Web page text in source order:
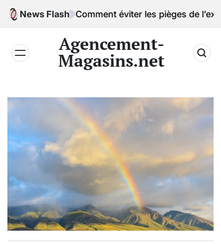
Skip
News Flash
Comment éviter les pièges de l’excès de
Agencement-
Magasins.net